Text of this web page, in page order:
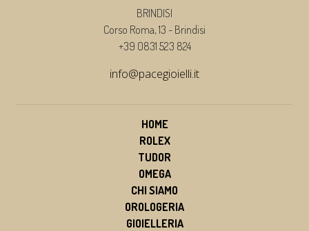
BRINDISI
Corso Roma, 13 - Brindisi
+39 0831 523 824
info@pacegioielli.it
HOME
ROLEX
TUDOR
OMEGA
CHI SIAMO
OROLOGERIA
GIOIELLERIA